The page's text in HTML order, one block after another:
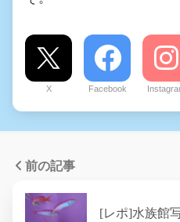
X Facebook
前の記事
[レポ]水族館